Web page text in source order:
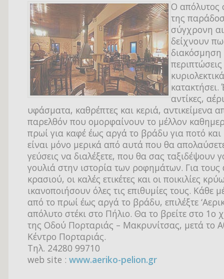
Ο απόλυτος
της
σύγχρονη
δείχνουν
διακόσμηση
κατακτήσει.
αντίκες,
υφάσματα, καθρέπτες και κεριά, αντικείμενα
παρελθόν που ομορφαίνουν το μέλλον
πρωί για καφέ έως αργά το βράδυ για ποτό
είναι μόνο μερικά από αυτά που θα
γεύσεις να διαλέξετε, που θα σας ταξιδέψουν
γουλιά στην ιστορία των ροφημάτων. Για τους
κρασιού, οι καλές ετικέτες και οι ποικιλίες
ικανοποιήσουν όλες τις επιθυμίες τους. Κάθε
από το πρωί έως αργά το βράδυ, επιλέξτε
απόλυτο στέκι στο Πήλιο. Θα το βρείτε στο 1ο
της Οδού Πορταριάς – Μακρυνίτσας, μετά το
Κέντρο Πορταριάς.
Τηλ. 24280 99710
web site : www.aeriko-pelion.gr